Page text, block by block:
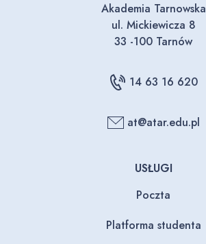
Akademia Tarnowska
ul. Mickiewicza 8
33 -100 Tarnów
14 63 16 620
at@atar.edu.pl
USŁUGI
Poczta
Platforma studenta